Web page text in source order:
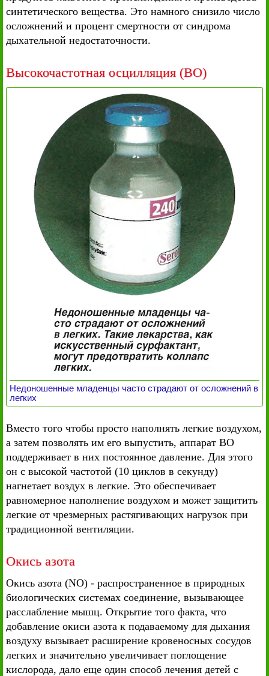
синтетического вещества. Это намного снизило число
осложнений и процент смертности от синдрома
дыхательной недостаточности.
Высокочастотная осцилляция (ВО)
Недоношенные младенцы часто страдают от осложнений в
легких
Вместо того чтобы просто наполнять легкие воздухом,
а затем позволять им его выпустить, аппарат ВО
поддерживает в них постоянное давление. Для этого
он с высокой частотой (10 циклов в секунду)
нагнетает воздух в легкие. Это обеспечивает
равномерное наполнение воздухом и может защитить
легкие от чрезмерных растягивающих нагрузок при
традиционной вентиляции.
Окись азота
Окись азота (NO) - распространенное в природных
биологических системах соединение, вызывающее
расслабление мышц. Открытие того факта, что
добавление окиси азота к подаваемому для дыхания
воздуху вызывает расширение кровеносных сосудов
легких и значительно увеличивает поглощение
кислорода, дало еще один способ лечения детей с